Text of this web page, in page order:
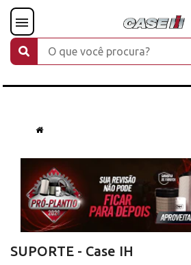
SUPORTE - Case IH